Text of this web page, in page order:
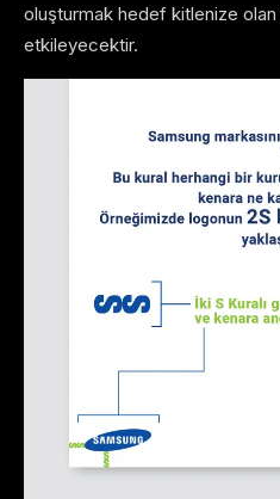
oluşturmak hedef kitlenize olan
etkileyecektir.